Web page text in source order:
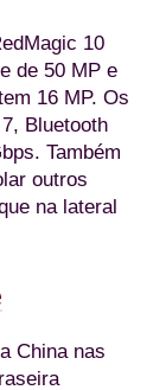
10
de 50 MP e
16 MP. Os
Bluetooth
Também
outros
na lateral
China nas